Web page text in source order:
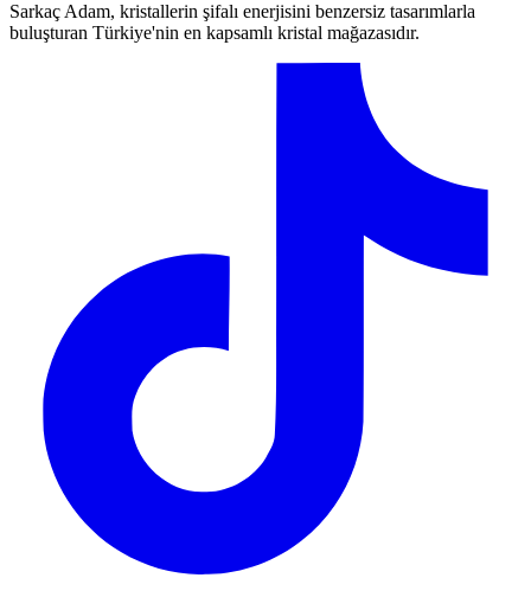
Sarkaç Adam, kristallerin şifalı enerjisini benzersiz tasarımlarla
buluşturan Türkiye'nin en kapsamlı kristal mağazasıdır.